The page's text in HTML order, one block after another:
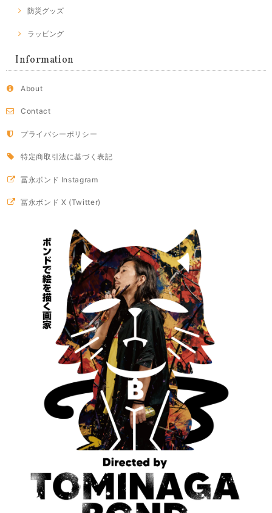
防災グッズ
ラッピング
Information
About
Contact
プライバシーポリシー
特定商取引法に基づく表記
冨永ボンド Instagram
冨永ボンド X (Twitter)